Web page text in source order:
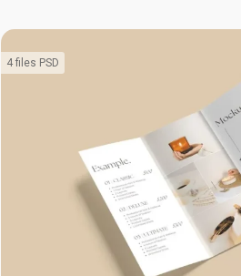
4 files PSD